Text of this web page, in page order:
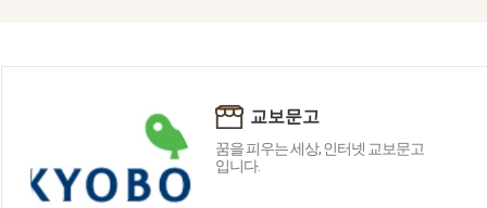
교보문고
꿈을 피우는 세상, 인터넷 교보문고
입니다.